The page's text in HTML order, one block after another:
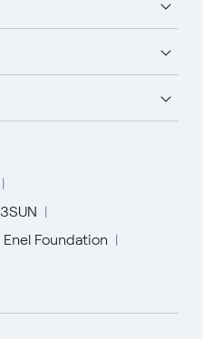
3SUN
Enel Foundation